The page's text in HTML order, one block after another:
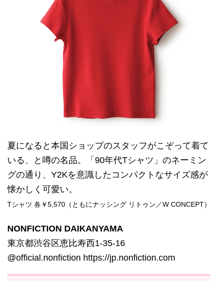
夏になると本国ショップのスタッフがこぞって着て
いる、と噂の名品。「90年代Tシャツ」のネーミン
グの通り、Y2Kを意識したコンパクトなサイズ感が
懐かしく可愛い。
Tシャツ 各￥5,570（ともにナッシング リトゥン／W CONCEPT）
NONFICTION DAIKANYAMA
東京都渋谷区恵比寿西1-35-16
@official.nonfiction https://jp.nonfiction.com